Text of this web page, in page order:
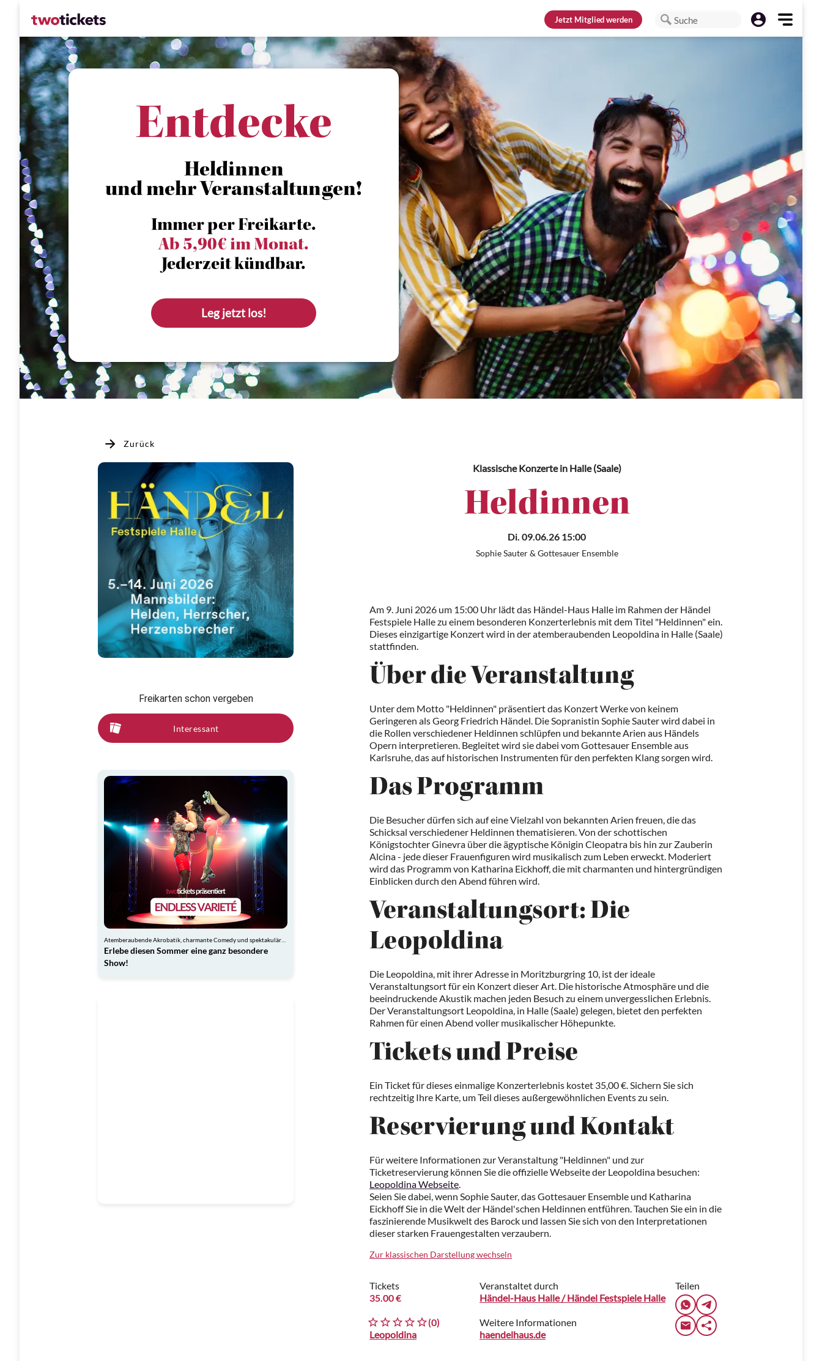
JetztMitglied werden Suche
Entdecke
Heldinnen
und mehr Veranstaltungen!
Immer per Freikarte.
Ab 5,90€ im Monat.
Jederzeit kündbar.
Leg jetzt los!
Zurück
Freikarten schon vergeben
Interessant
Erlebe diesen Sommer eine ganz besondere
Show!
Klassische Konzertein Halle (Saale)
Heldinnen
Di. 09.06.26 15:00
Sophie Sauter & Gottesauer Ensemble
Am 9. Juni 2026 um 15:00 Uhr lädt das Händel-Haus Halle im Rahmen der Händel
Festspiele Halle zu einem besonderen Konzerterlebnis mit dem Titel "Heldinnen" ein.
Dieses einzigartige Konzert wird in der atemberaubenden Leopoldina in Halle (Saale)
stattfinden.
Über die Veranstaltung
Unter dem Motto "Heldinnen" präsentiert das Konzert Werke von keinem
Geringeren als Georg Friedrich Händel. Die Sopranistin Sophie Sauter wird dabei in
die Rollen verschiedener Heldinnen schlüpfen und bekannte Arien aus Händels
Opern interpretieren. Begleitet wird sie dabei vom Gottesauer Ensemble aus
Karlsruhe, das auf historischen Instrumenten für den perfekten Klang sorgen wird.
Das Programm
Die Besucher dürfen sich auf eine Vielzahl von bekannten Arien freuen, die das
Schicksal verschiedener Heldinnen thematisieren. Von der schottischen
Königstochter Ginevra über die ägyptische Königin Cleopatra bis hin zur Zauberin
Alcina - jede dieser Frauenfiguren wird musikalisch zum Leben erweckt. Moderiert
wird das Programm von Katharina Eickhoff, die mit charmanten und hintergründigen
Einblicken durch den Abend führen wird.
Veranstaltungsort: Die
Leopoldina
Die Leopoldina, mit ihrer Adresse in Moritzburgring 10, ist der ideale
Veranstaltungsort für ein Konzert dieser Art. Die historische Atmosphäre und die
beeindruckende Akustik machen jeden Besuch zu einem unvergesslichen Erlebnis.
Der Veranstaltungsort Leopoldina, in Halle (Saale) gelegen, bietet den perfekten
Rahmen für einen Abend voller musikalischer Höhepunkte.
Tickets und Preise
Ein Ticket für dieses einmalige Konzerterlebnis kostet 35,00 €. Sichern Sie sich
rechtzeitig Ihre Karte, um Teil dieses außergewöhnlichen Events zu sein.
Reservierung und Kontakt
Für weitere Informationen zur Veranstaltung "Heldinnen" und zur
Ticketreservierung können Sie die offizielle Webseite der Leopoldina besuchen:
Leopoldina Webseite.
Seien Sie dabei, wenn Sophie Sauter, das Gottesauer Ensemble und Katharina
Eickhoff Sie in die Welt der Händel'schen Heldinnen entführen. Tauchen Sie ein in die
faszinierende Musikwelt des Barock und lassen Sie sich von den Interpretationen
dieser starken Frauengestalten verzaubern.
Zur klassischen Darstellung wechseln
Tickets
35.00 €
(0)
Leopoldina
Veranstaltet durch
Händel-Haus Halle / Händel Festspiele Halle
Weitere Informationen
haendelhaus.de
Teilen